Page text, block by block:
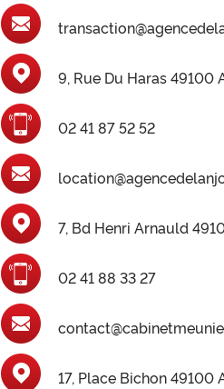
9, Rue Du Haras 49100
02 41 87 52 52
7, Bd Henri Arnauld
02 41 88 33 27
17, Place Bichon 49100